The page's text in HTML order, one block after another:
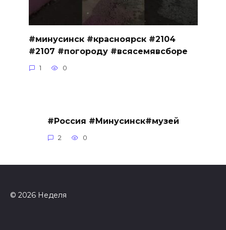
#минусинск #красноярск #2104
#2107 #погороду #всясемявсборе
1 0
#Россия #Минусинск#музей
2 0
© 2026 Неделя